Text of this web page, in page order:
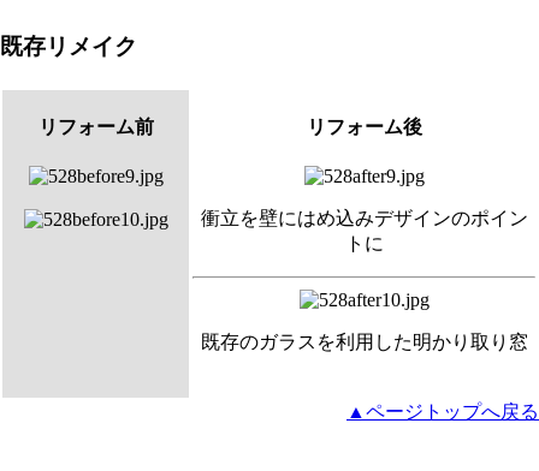
既存リメイク
リフォーム前 リフォーム後
衝立を壁にはめ込みデザインのポイン
トに
既存のガラスを利用した明かり取り窓
▲ページトップへ戻る